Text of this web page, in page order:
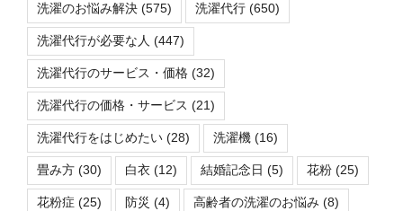
洗濯のお悩み解決 (575) 洗濯代行 (650)
洗濯代行が必要な人 (447)
洗濯代行のサービス・価格 (32)
洗濯代行の価格・サービス (21)
洗濯代行をはじめたい (28) 洗濯機 (16)
畳み方 (30) 白衣 (12) 結婚記念日 (5) 花粉 (25)
花粉症 (25) 防災 (4) 高齢者の洗濯のお悩み (8)